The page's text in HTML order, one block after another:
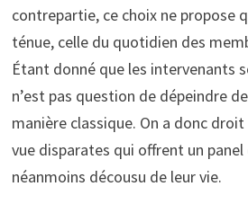
contrepartie, ce choix ne propose
ténue, celle du quotidien des
Étant donné que les intervenants
n’est pas question de dépeindre
manière classique. On a donc
vue disparates qui offrent un
néanmoins décousu de leur vie.